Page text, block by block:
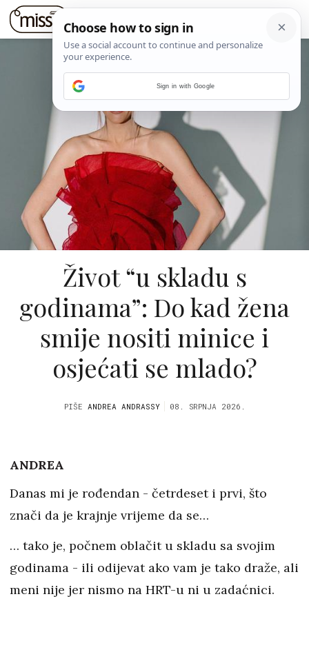
Život “u skladu s
godinama”: Do kad žena
smije nositi minice i
osjećati se mlado?
PIŠE ANDREA ANDRASSY 08. SRPNJA 2026.
ANDREA
Danas mi je rođendan - četrdeset i prvi, što
znači da je krajnje vrijeme da se…
… tako je, počnem oblačit u skladu sa svojim
godinama - ili odijevat ako vam je tako draže, ali
meni nije jer nismo na HRT-u ni u zadaćnici.
Sign in with Google